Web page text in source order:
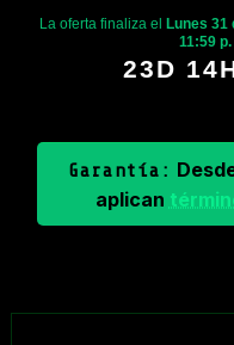
La oferta finaliza el
Lunes 31
11:59
23D
Garantía:
aplican